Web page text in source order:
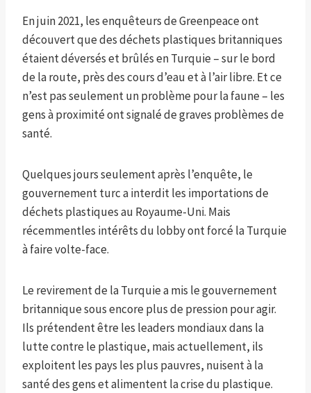
En juin 2021, les enquêteurs de Greenpeace ont
découvert que des déchets plastiques britanniques
étaient déversés et brûlés en Turquie – sur le bord
de la route, près des cours d’eau et à l’air libre. Et ce
n’est pas seulement un problème pour la faune – les
gens à proximité ont signalé de graves problèmes de
santé.
Quelques jours seulement après l’enquête, le
gouvernement turc a interdit les importations de
déchets plastiques au Royaume-Uni. Mais
récemmentles intérêts du lobby ont forcé la Turquie
à faire volte-face.
Le revirement de la Turquie a mis le gouvernement
britannique sous encore plus de pression pour agir.
Ils prétendent être les leaders mondiaux dans la
lutte contre le plastique, mais actuellement, ils
exploitent les pays les plus pauvres, nuisent à la
santé des gens et alimentent la crise du plastique.